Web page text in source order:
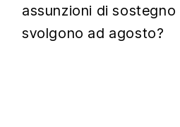
assunzioni di sostegno
svolgono ad agosto?